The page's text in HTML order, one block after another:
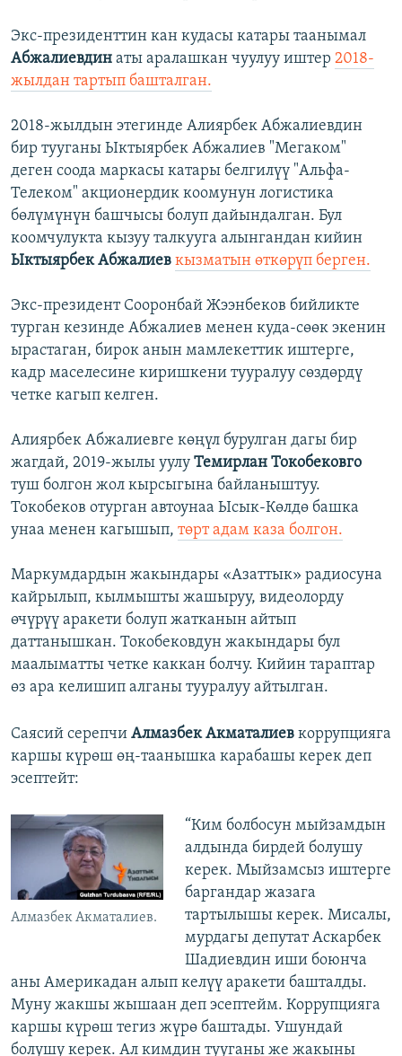
Экс-президенттин кан кудасы катары таанымал
Абжалиевдин аты аралашкан чуулуу иштер 2018-
жылдан тартып башталган.
2018-жылдын этегинде Алиярбек Абжалиевдин
бир тууганы Ыктыярбек Абжалиев "Мегаком"
деген соода маркасы катары белгилүү "Альфа-
Телеком" акционердик коомунун логистика
бөлүмүнүн башчысы болуп дайындалган. Бул
коомчулукта кызуу талкууга алынгандан кийин
Ыктыярбек Абжалиев кызматын өткөрүп берген.
Экс-президент Сооронбай Жээнбеков бийликте
турган кезинде Абжалиев менен куда-сөөк экенин
ырастаган, бирок анын мамлекеттик иштерге,
кадр маселесине киришкени тууралуу сөздөрдү
четке кагып келген.
Алиярбек Абжалиевге көңүл бурулган дагы бир
жагдай, 2019-жылы уулу Темирлан Токобековго
туш болгон жол кырсыгына байланыштуу.
Токобеков отурган автоунаа Ысык-Көлдө башка
унаа менен кагышып, төрт адам каза болгон.
Маркумдардын жакындары «Азаттык» радиосуна
кайрылып, кылмышты жашыруу, видеолорду
өчүрүү аракети болуп жатканын айтып
даттанышкан. Токобековдун жакындары бул
маалыматты четке каккан болчу. Кийин тараптар
өз ара келишип алганы тууралуу айтылган.
Саясий серепчи Алмазбек Акматалиев коррупцияга
каршы күрөш өң-таанышка карабашы керек деп
эсептейт:
Алмазбек Акматалиев.
“Ким болбосун мыйзамдын
алдында бирдей болушу
керек. Мыйзамсыз иштерге
баргандар жазага
тартылышы керек. Мисалы,
мурдагы депутат Аскарбек
Шадиевдин иши боюнча
аны Америкадан алып келүү аракети башталды.
Муну жакшы жышаан деп эсептейм. Коррупцияга
каршы күрөш тегиз жүрө баштады. Ушундай
болушу керек. Ал кимдин тууганы же жакыны